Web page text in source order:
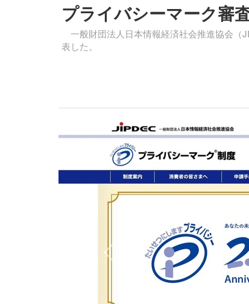
プライバシーマーク審
一般財団法人日本情報経済社会推進協会（
表した。